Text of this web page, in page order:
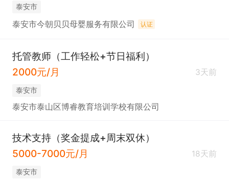
泰安市
泰安市今朝贝贝母婴服务有限公司 认证
托管教师（工作轻松+节日福利）
2000元/月
3天前
泰安市
泰安市泰山区博睿教育培训学校有限公司
技术支持（奖金提成+周末双休）
5000-7000元/月
18天前
泰安市